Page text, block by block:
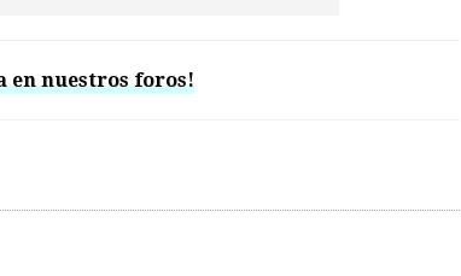
en nuestros foros!